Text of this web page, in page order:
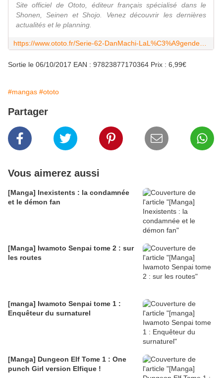
Site officiel de Ototo, éditeur français spécialisé dans le
Shonen, Seinen et Shojo. Venez découvrir les dernières
actualités et le planning.
Sortie le 06/10/2017 EAN : 97823877170364 Prix : 6,99€
#mangas #ototo
Partager
Vous aimerez aussi
[Manga] Inexistents : la condamnée
et le démon fan
[Manga] Iwamoto Senpai tome 2 : sur
les routes
[manga] Iwamoto Senpai tome 1 :
Enquêteur du surnaturel
[Manga] Dungeon Elf Tome 1 : One
punch Girl version Elfique !